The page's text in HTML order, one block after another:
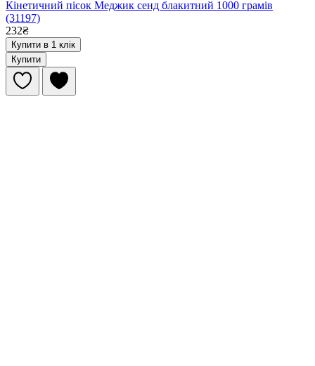
Кінетичний пісок Меджик сенд блакитний 1000 грамів
(31197)
232₴
Купити в 1 клік
Купити